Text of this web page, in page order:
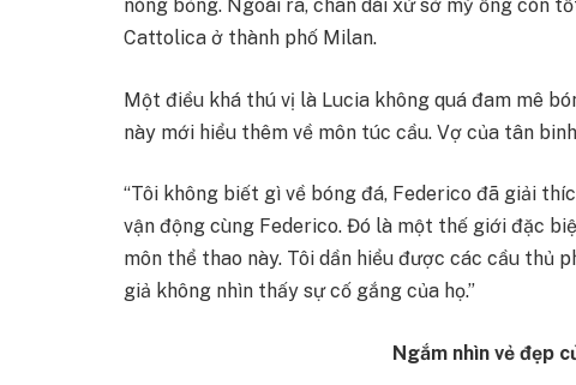
nóng bỏng. Ngoài ra, chân dài xứ sở mỳ ống còn
Cattolica ở thành phố Milan.
Một điều khá thú vị là Lucia không quá đam mê
này mới hiểu thêm về môn túc cầu. Vợ của tân
“Tôi không biết gì về bóng đá, Federico đã giải
vận động cùng Federico. Đó là một thế giới đặc
môn thể thao này. Tôi dần hiểu được các cầu thủ
giả không nhìn thấy sự cố gắng của họ.”
Ngắm nhìn vẻ đẹp